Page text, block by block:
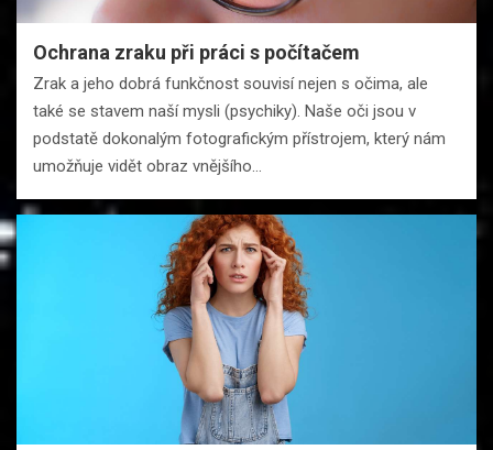
Ochrana zraku při práci s počítačem
Zrak a jeho dobrá funkčnost souvisí nejen s očima, ale
také se stavem naší mysli (psychiky). Naše oči jsou v
podstatě dokonalým fotografickým přístrojem, který nám
umožňuje vidět obraz vnějšího…